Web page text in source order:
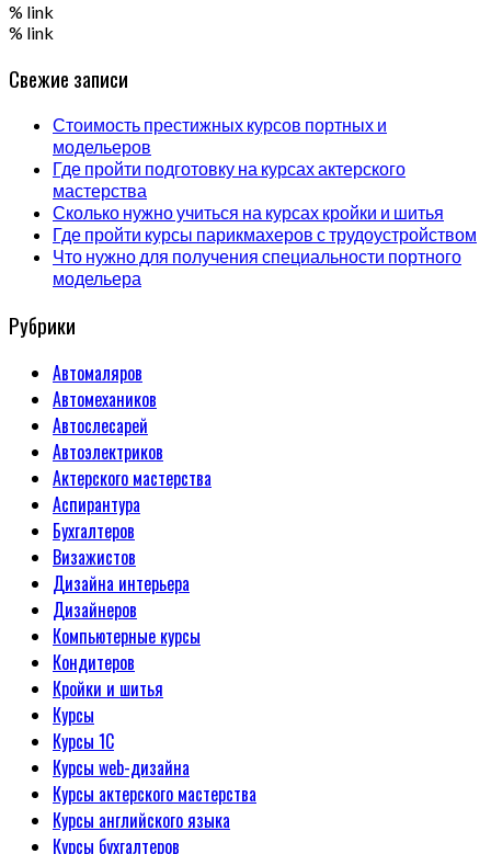
% link
% link
Свежие записи
Стоимость престижных курсов портных и
модельеров
Где пройти подготовку на курсах актерского
мастерства
Сколько нужно учиться на курсах кройки и шитья
Где пройти курсы парикмахеров с трудоустройством
Что нужно для получения специальности портного
модельера
Рубрики
Автомаляров
Автомехаников
Автослесарей
Автоэлектриков
Актерского мастерства
Аспирантура
Бухгалтеров
Визажистов
Дизайна интерьера
Дизайнеров
Компьютерные курсы
Кондитеров
Кройки и шитья
Курсы
Курсы 1С
Курсы web-дизайна
Курсы актерского мастерства
Курсы английского языка
Курсы бухгалтеров